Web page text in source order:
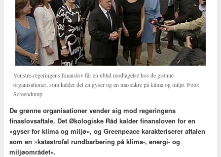
Venstre-regeringens finanslov får en ublid modtagelse hos de grønne
organisationer, som kalder det en gyser og en massakre på klima og miljø. Foto:
Screendump
De grønne organisationer vender sig mod regeringens
finaslovsaftale. Det Økologiske Råd kalder finansloven for en
»gyser for klima og miljø«, og Greenpeace karakteriserer aftalen
som en »katastrofal rundbarbering på klima-, energi- og
miljøområdet«.